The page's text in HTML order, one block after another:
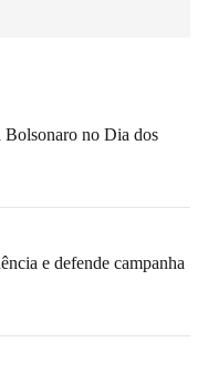
no Dia dos
e defende campanha